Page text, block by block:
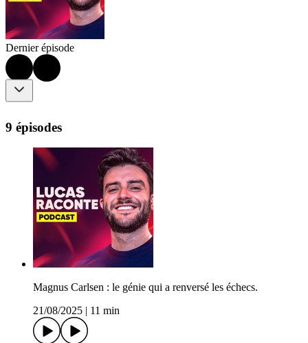
Dernier épisode
9 épisodes
Magnus Carlsen : le génie qui a renversé les échecs.
21/08/2025
11 min